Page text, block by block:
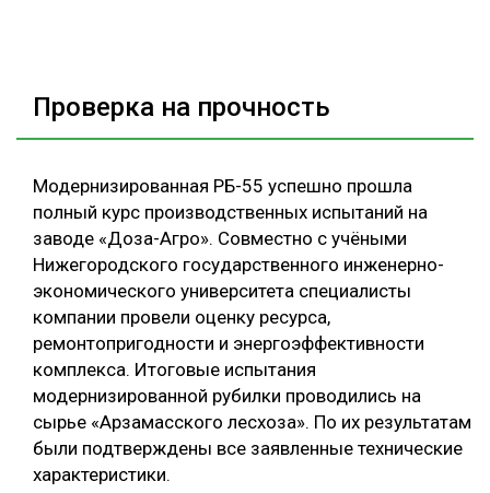
Проверка на прочность
Модернизированная РБ-55 успешно прошла
полный курс производственных испытаний на
заводе «Доза-Агро». Совместно с учёными
Нижегородского государственного инженерно-
экономического университета специалисты
компании провели оценку ресурса,
ремонтопригодности и энергоэффективности
комплекса. Итоговые испытания
модернизированной рубилки проводились на
сырье «Арзамасского лесхоза». По их результатам
были подтверждены все заявленные технические
характеристики.